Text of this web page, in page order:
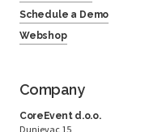
Schedule a Demo
Webshop
Company
CoreEvent d.o.o.
Dunjevac 15,